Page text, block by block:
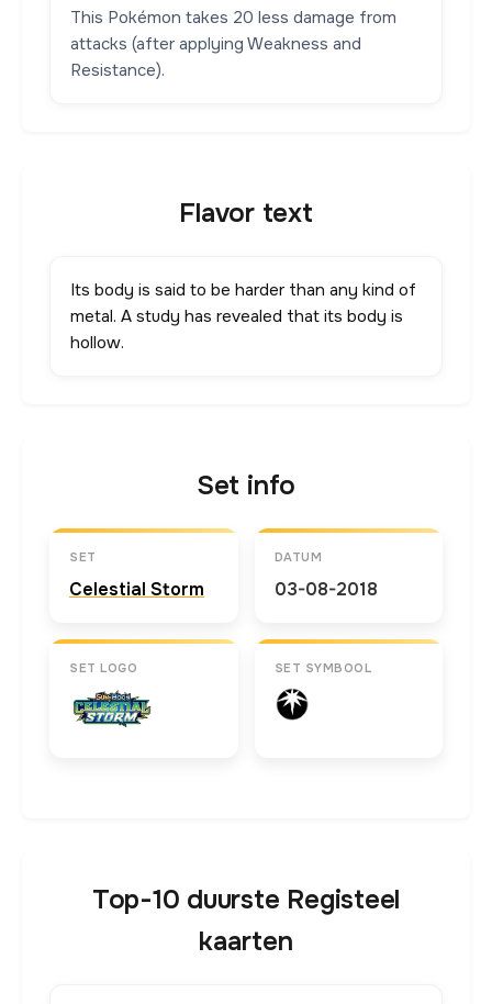
This Pokémon takes 20 less damage from
attacks (after applying Weakness and
Resistance).
Flavor text
Its body is said to be harder than any kind of
metal. A study has revealed that its body is
hollow.
Set info
SET
Celestial Storm
DATUM
03-08-2018
SET LOGO SET SYMBOOL
Top-10 duurste Registeel
kaarten